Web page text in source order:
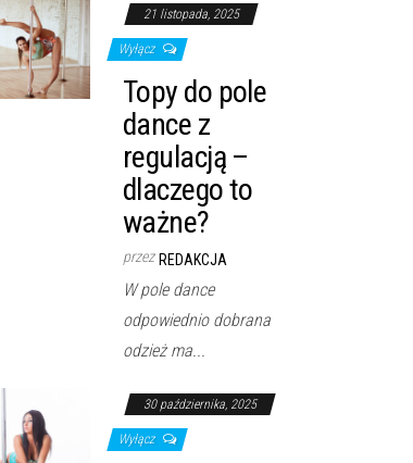
21 listopada, 2025
Wyłącz
Topy do pole
dance z
regulacją –
dlaczego to
ważne?
przez REDAKCJA
W pole dance
odpowiednio dobrana
odzież ma...
30 października, 2025
Wyłącz